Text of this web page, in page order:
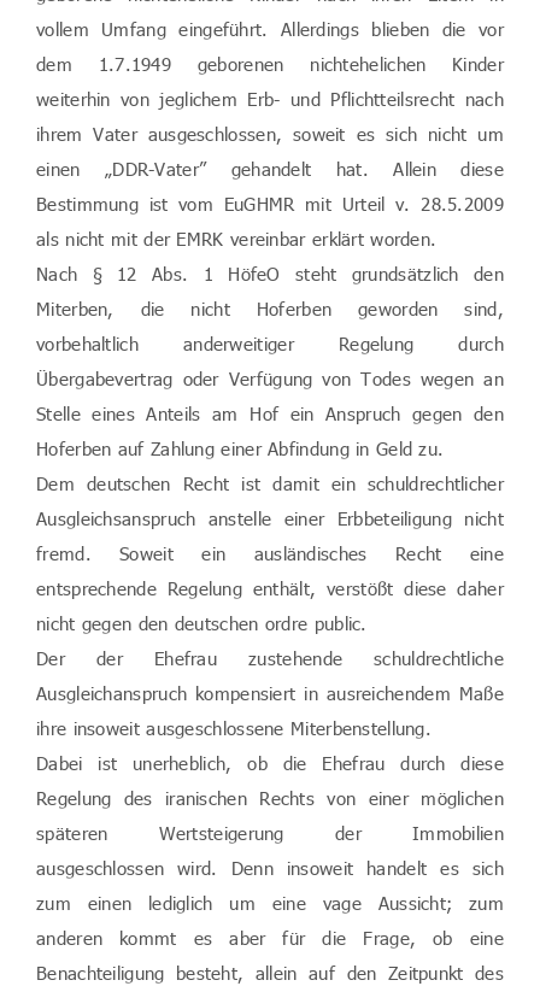
vollem Umfang eingeführt. Allerdings blieben die vor
dem 1.7.1949 geborenen nichtehelichen Kinder
weiterhin von jeglichem Erb- und Pflichtteilsrecht nach
ihrem Vater ausgeschlossen, soweit es sich nicht um
einen „DDR-Vater” gehandelt hat. Allein diese
Bestimmung ist vom EuGHMR mit Urteil v. 28.5.2009
als nicht mit der EMRK vereinbar erklärt worden.
Nach § 12 Abs. 1 HöfeO steht grundsätzlich den
Miterben, die nicht Hoferben geworden sind,
vorbehaltlich anderweitiger Regelung durch
Übergabevertrag oder Verfügung von Todes wegen an
Stelle eines Anteils am Hof ein Anspruch gegen den
Hoferben auf Zahlung einer Abfindung in Geld zu.
Dem deutschen Recht ist damit ein schuldrechtlicher
Ausgleichsanspruch anstelle einer Erbbeteiligung nicht
fremd. Soweit ein ausländisches Recht eine
entsprechende Regelung enthält, verstößt diese daher
nicht gegen den deutschen ordre public.
Der der Ehefrau zustehende schuldrechtliche
Ausgleichanspruch kompensiert in ausreichendem Maße
ihre insoweit ausgeschlossene Miterbenstellung.
Dabei ist unerheblich, ob die Ehefrau durch diese
Regelung des iranischen Rechts von einer möglichen
späteren Wertsteigerung der Immobilien
ausgeschlossen wird. Denn insoweit handelt es sich
zum einen lediglich um eine vage Aussicht; zum
anderen kommt es aber für die Frage, ob eine
Benachteiligung besteht, allein auf den Zeitpunkt des